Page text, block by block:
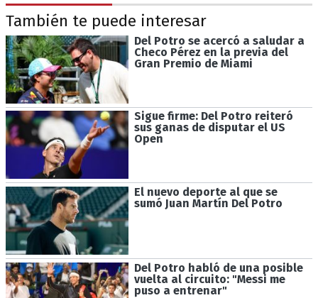
También te puede interesar
Del Potro se acercó a saludar a
Checo Pérez en la previa del
Gran Premio de Miami
Sigue firme: Del Potro reiteró
sus ganas de disputar el US
Open
El nuevo deporte al que se
sumó Juan Martín Del Potro
Del Potro habló de una posible
vuelta al circuito: "Messi me
puso a entrenar"